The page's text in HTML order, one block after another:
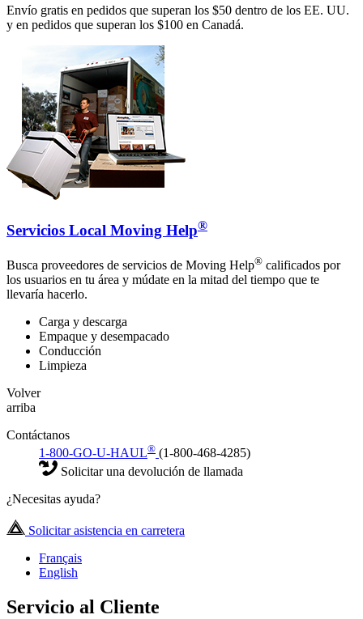
Envío gratis en pedidos que superan los $50 dentro de los EE. UU.
y en pedidos que superan los $100 en Canadá.
Servicios Local Moving Help®
Busca proveedores de servicios de Moving Help® calificados por
los usuarios en tu área y múdate en la mitad del tiempo que te
llevaría hacerlo.
Carga y descarga
Empaque y desempacado
Conducción
Limpieza
Volver
arriba
Contáctanos
1-800-GO-U-HAUL® (1-800-468-4285)
Solicitar una devolución de llamada
¿Necesitas ayuda?
Solicitar asistencia en carretera
Français
English
Servicio al Cliente